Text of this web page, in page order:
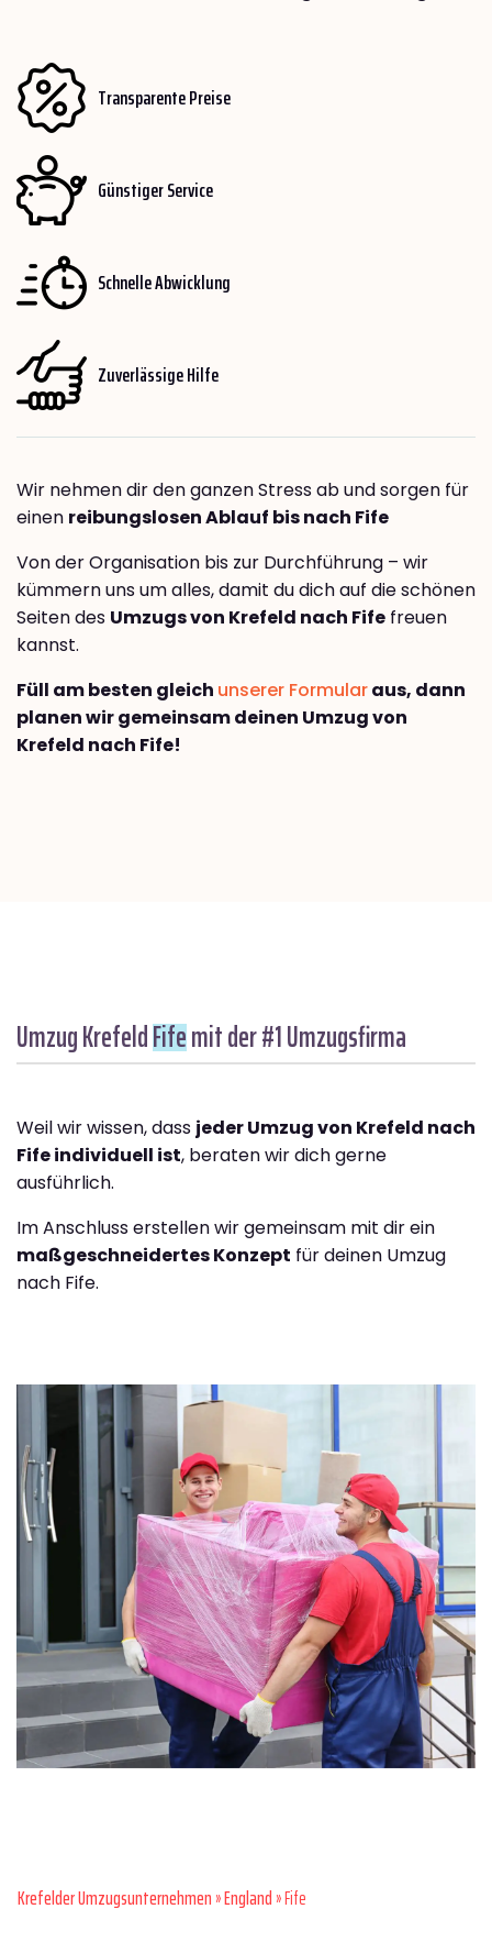
Transparente Preise
Günstiger Service
Schnelle Abwicklung
Zuverlässige Hilfe
Wir nehmen dir den ganzen Stress ab und sorgen für
einen reibungslosen Ablauf bis nach Fife
Von der Organisation bis zur Durchführung – wir
kümmern uns um alles, damit du dich auf die schönen
Seiten des Umzugs von Krefeld nach Fife freuen
kannst.
Füll am besten gleich unserer Formularaus, dann
planen wir gemeinsam deinen Umzug von
Krefeld nach Fife!
Umzug KrefeldFifemit der #1 Umzugsfirma
Weil wir wissen, dass jeder Umzug von Krefeld nach
Fife individuell ist, beraten wir dich gerne
ausführlich.
Im Anschluss erstellen wir gemeinsam mit dir ein
maßgeschneidertes Konzept für deinen Umzug
nach Fife.
Krefelder Umzugsunternehmen»England» Fife